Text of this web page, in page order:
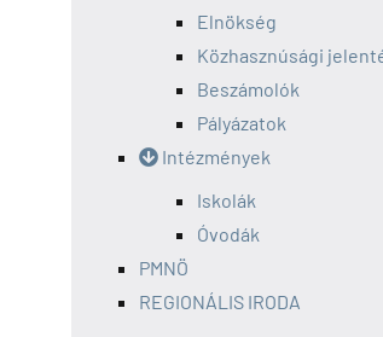
Elnökség
Közhasznúsági
Beszámolók
Pályázatok
Intézmények
Iskolák
Óvodák
PMNÖ
REGIONÁLIS IRODA